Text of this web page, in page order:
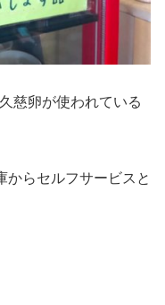
慈卵が使われている
からセルフサービスと